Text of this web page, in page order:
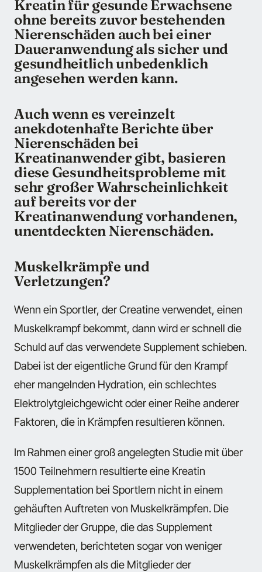
Kreatin für gesunde Erwachsene
ohne bereits zuvor bestehenden
Nierenschäden auch bei einer
Daueranwendung als sicher und
gesundheitlich unbedenklich
angesehen werden kann.
Auch wenn es vereinzelt
anekdotenhafte Berichte über
Nierenschäden bei
Kreatinanwender gibt, basieren
diese Gesundheitsprobleme mit
sehr großer Wahrscheinlichkeit
auf bereits vor der
Kreatinanwendung vorhandenen,
unentdeckten Nierenschäden.
Muskelkrämpfe und
Verletzungen?
Wenn ein Sportler, der Creatine verwendet, einen
Muskelkrampf bekommt, dann wird er schnell die
Schuld auf das verwendete Supplement schieben.
Dabei ist der eigentliche Grund für den Krampf
eher mangelnden Hydration, ein schlechtes
Elektrolytgleichgewicht oder einer Reihe anderer
Faktoren, die in Krämpfen resultieren können.
Im Rahmen einer groß angelegten Studie mit über
1500 Teilnehmern resultierte eine Kreatin
Supplementation bei Sportlern nicht in einem
gehäuften Auftreten von Muskelkrämpfen. Die
Mitglieder der Gruppe, die das Supplement
verwendeten, berichteten sogar von weniger
Muskelkrämpfen als die Mitglieder der